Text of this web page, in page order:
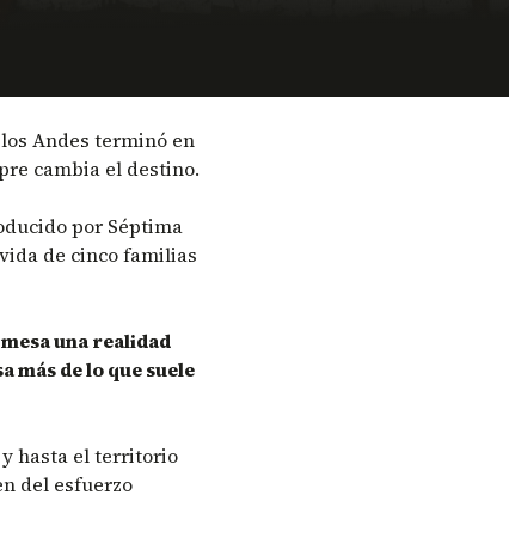
Andes terminó en
cambia el destino.
por Séptima
de cinco familias
una realidad
más de lo que suele
y hasta el territorio
del esfuerzo